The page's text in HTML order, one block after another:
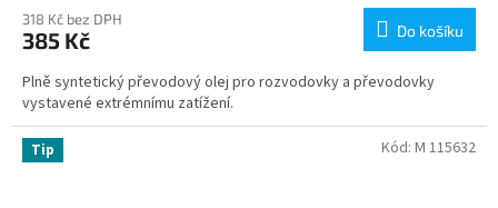
318 Kč bez DPH
385 Kč Do košíku
Plně syntetický převodový olej pro rozvodovky a převodovky
vystavené extrémnímu zatížení.
Tip Kód: M 115632